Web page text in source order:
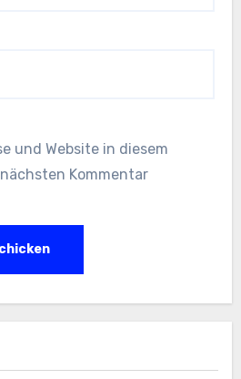
und Website in diesem
Kommentar